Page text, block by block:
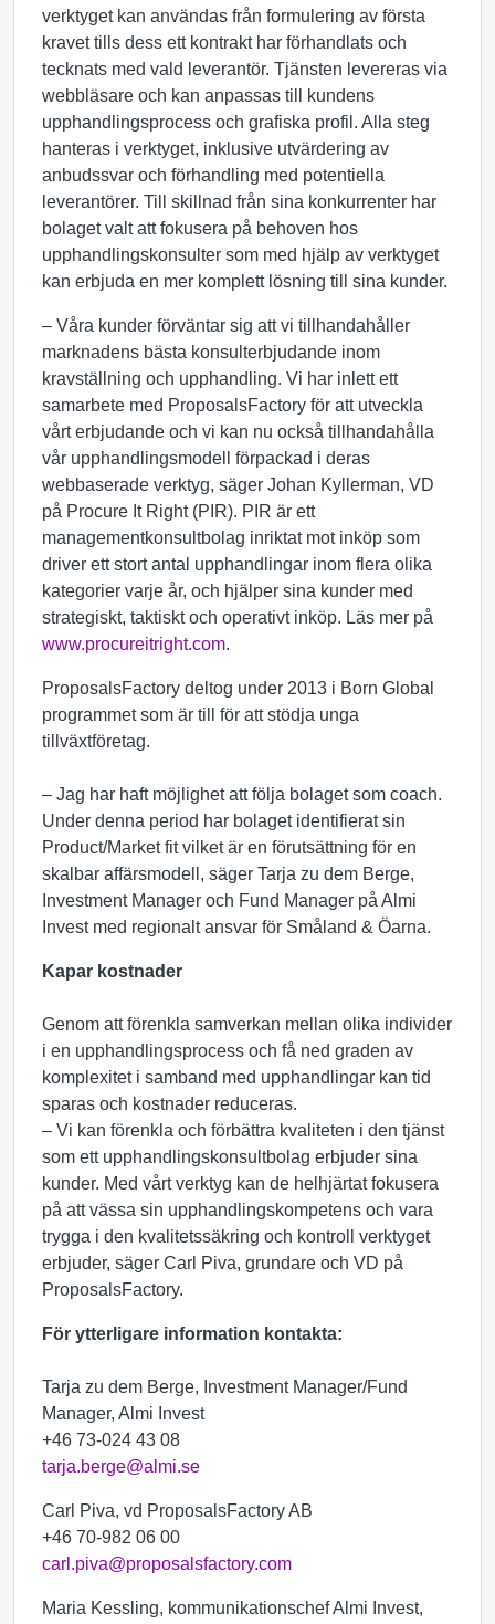
verktyget kan användas från formulering av första
kravet tills dess ett kontrakt har förhandlats och
tecknats med vald leverantör. Tjänsten levereras via
webbläsare och kan anpassas till kundens
upphandlingsprocess och grafiska profil. Alla steg
hanteras i verktyget, inklusive utvärdering av
anbudssvar och förhandling med potentiella
leverantörer. Till skillnad från sina konkurrenter har
bolaget valt att fokusera på behoven hos
upphandlingskonsulter som med hjälp av verktyget
kan erbjuda en mer komplett lösning till sina kunder.
– Våra kunder förväntar sig att vi tillhandahåller
marknadens bästa konsulterbjudande inom
kravställning och upphandling. Vi har inlett ett
samarbete med ProposalsFactory för att utveckla
vårt erbjudande och vi kan nu också tillhandahålla
vår upphandlingsmodell förpackad i deras
webbaserade verktyg, säger Johan Kyllerman, VD
på Procure It Right (PIR). PIR är ett
managementkonsultbolag inriktat mot inköp som
driver ett stort antal upphandlingar inom flera olika
kategorier varje år, och hjälper sina kunder med
strategiskt, taktiskt och operativt inköp. Läs mer på
www.procureitright.com.
ProposalsFactory deltog under 2013 i Born Global
programmet som är till för att stödja unga
tillväxtföretag.
– Jag har haft möjlighet att följa bolaget som coach.
Under denna period har bolaget identifierat sin
Product/Market fit vilket är en förutsättning för en
skalbar affärsmodell, säger Tarja zu dem Berge,
Investment Manager och Fund Manager på Almi
Invest med regionalt ansvar för Småland & Öarna.
Kapar kostnader
Genom att förenkla samverkan mellan olika individer
i en upphandlingsprocess och få ned graden av
komplexitet i samband med upphandlingar kan tid
sparas och kostnader reduceras.
– Vi kan förenkla och förbättra kvaliteten i den tjänst
som ett upphandlingskonsultbolag erbjuder sina
kunder. Med vårt verktyg kan de helhjärtat fokusera
på att vässa sin upphandlingskompetens och vara
trygga i den kvalitetssäkring och kontroll verktyget
erbjuder, säger Carl Piva, grundare och VD på
ProposalsFactory.
För ytterligare information kontakta:
Tarja zu dem Berge, Investment Manager/Fund
Manager, Almi Invest
+46 73-024 43 08
tarja.berge@almi.se
Carl Piva, vd ProposalsFactory AB
+46 70-982 06 00
carl.piva@proposalsfactory.com
Maria Kessling, kommunikationschef Almi Invest,